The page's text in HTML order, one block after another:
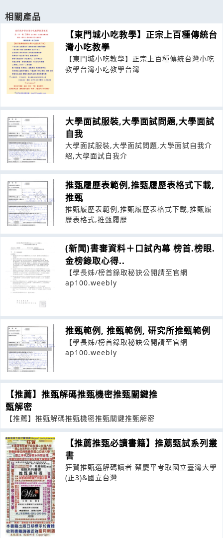
相關產品
【東門城小吃教學】正宗上百種傳統台
灣小吃教學
【東門城小吃教學】正宗上百種傳統台灣小吃
教學台灣小吃教學台灣
大學面試服裝,大學面試問題,大學面試
自我
大學面試服裝,大學面試問題,大學面試自我介
紹,大學面試自我介
推甄履歷表範例,推甄履歷表格式下載,
推甄
推甄履歷表範例,推甄履歷表格式下載,推甄履
歷表格式,推甄履歷
(新聞)書審資料＋口試內幕 榜首.榜眼.
金榜錄取心得..
【學長姊/榜首錄取秘訣公開請至官網
ap100.weebly
推甄範例, 推甄範例, 研究所推甄範例
【學長姊/榜首錄取秘訣公開請至官網
ap100.weebly
【推薦】推甄解碼推甄機密推甄關鍵推
甄解密
【推薦】推甄解碼推甄機密推甄關鍵推甄解密
【推薦推甄必讀書籍】推薦甄試系列叢
書
狂賀推甄選解碼讀者 蔡慶平考取國立臺灣大學
(正3)&國立台灣